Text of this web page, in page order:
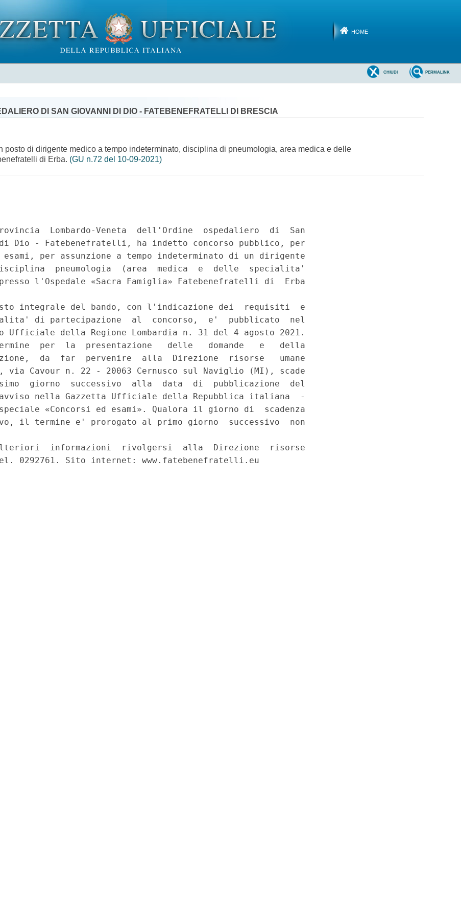
HOME
PERMALINK
CHIUDI
DI SAN GIOVANNI DI DIO - FATEBENEFRATELLI DI BRESCIA
di dirigente medico a tempo indeterminato, disciplina di pneumologia, area medica e delle
di Erba. (GU n.72 del 10-09-2021)